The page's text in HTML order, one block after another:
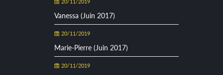
Vanessa (Juin 2017)
20/11/2019
Marie-Pierre (Juin 2017)
20/11/2019